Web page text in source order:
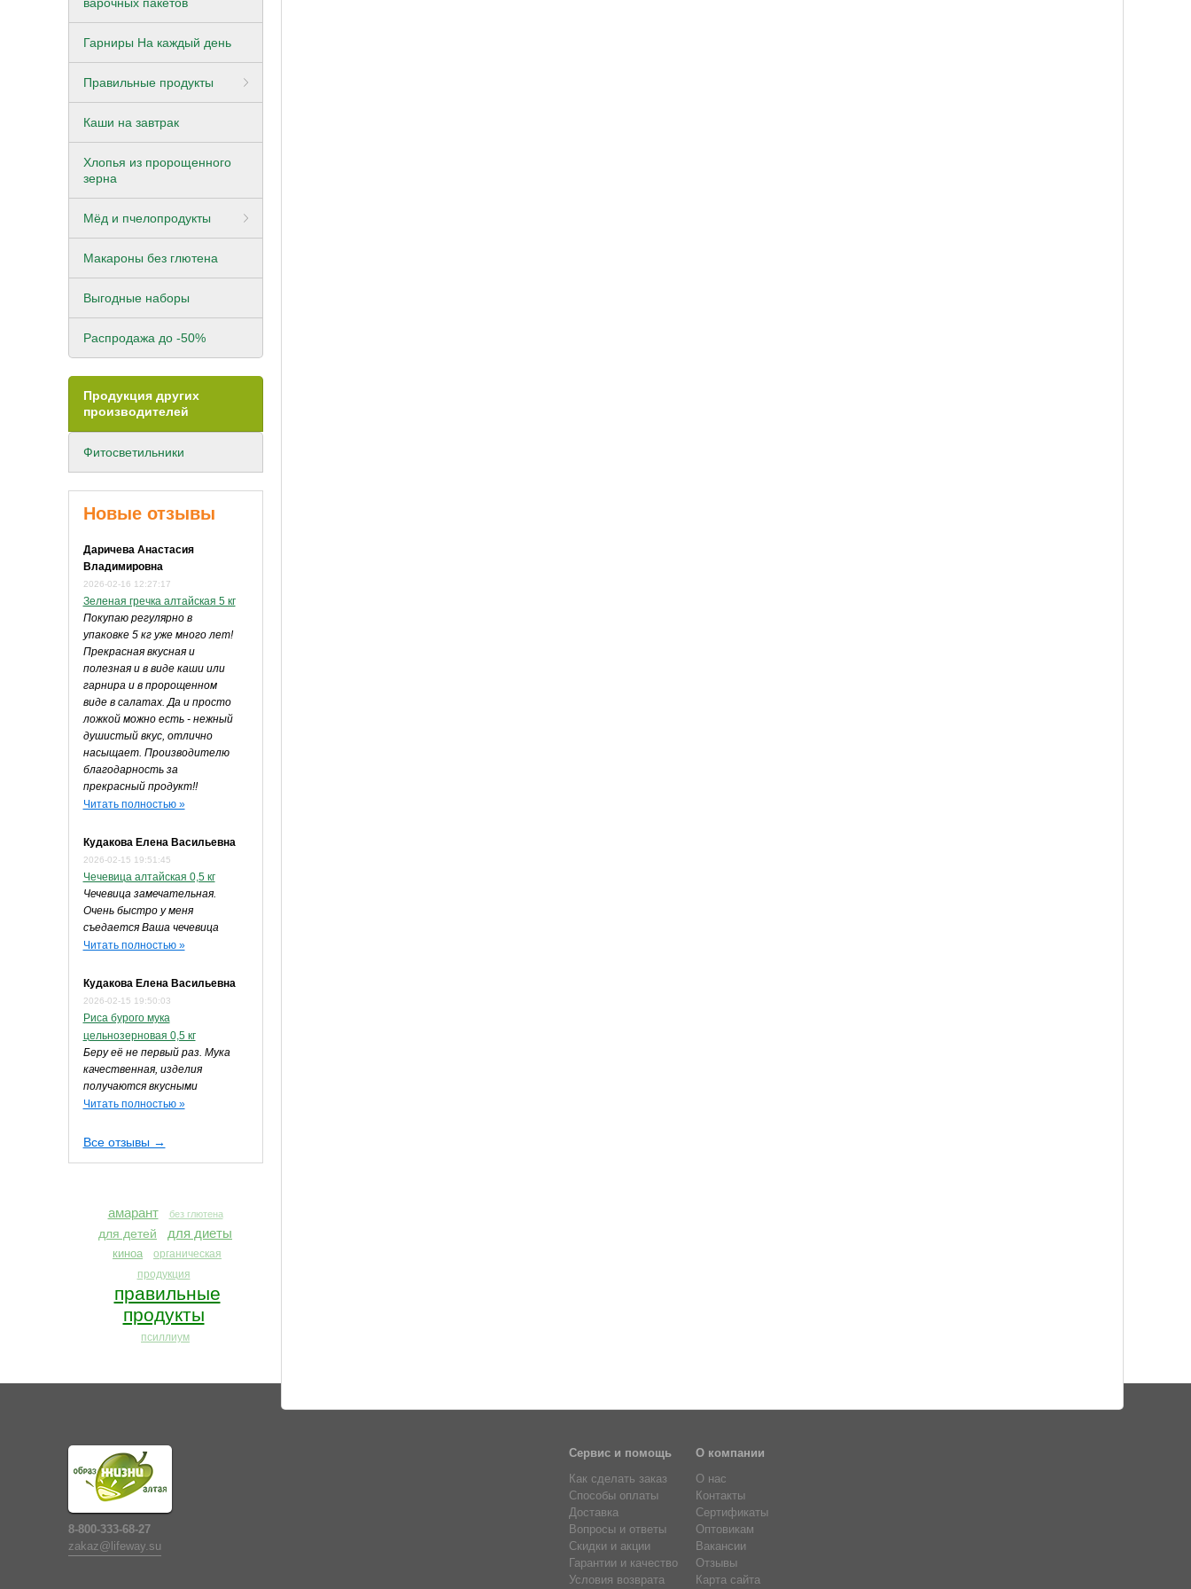
Гарниры На каждый день
Правильные продукты
Каши на завтрак
Хлопья из пророщенного
зерна
Мёд и пчелопродукты
Макароны без глютена
Выгодные наборы
Распродажа до -50%
Продукция других
производителей
Фитосветильники
Новые отзывы
Даричева Анастасия
Владимировна
2026-02-16 12:27:17
Зеленая гречка алтайская 5 кг
Покупаю регулярно в
упаковке 5 кг уже много лет!
Прекрасная вкусная и
полезная и в виде каши или
гарнира и в пророщенном
виде в салатах. Да и просто
ложкой можно есть - нежный
душистый вкус, отлично
насыщает. Производителю
благодарность за
прекрасный продукт!!
Читать полностью »
Кудакова Елена Васильевна
2026-02-15 19:51:45
Чечевица алтайская 0,5 кг
Чечевица замечательная.
Очень быстро у меня
съедается Ваша чечевица
Читать полностью »
Кудакова Елена Васильевна
2026-02-15 19:50:03
Риса бурого мука
цельнозерновая 0,5 кг
Беру её не первый раз. Мука
качественная, изделия
получаются вкусными
Читать полностью »
Все отзывы →
амарант без глютена
для детей для диеты
киноа
органическая
продукция
правильные
продукты
псиллиум
8-800-333-68-27
zakaz@lifeway.su
Сервис и помощь
Как сделать заказ
Способы оплаты
Доставка
Вопросы и ответы
Скидки и акции
Гарантии и качество
Условия возврата
О компании
О нас
Контакты
Сертификаты
Оптовикам
Вакансии
Отзывы
Карта сайта